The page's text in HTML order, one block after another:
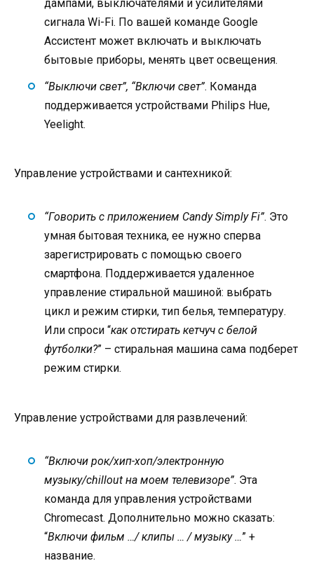
дампами, выключателями и усилителями
сигнала Wi-Fi. По вашей команде Google
Ассистент может включать и выключать
бытовые приборы, менять цвет освещения.
“Выключи свет”, “Включи свет”. Команда
поддерживается устройствами Philips Hue,
Yeelight.
Управление устройствами и сантехникой:
“Говорить с приложением Candy Simply Fi”. Это
умная бытовая техника, ее нужно сперва
зарегистрировать с помощью своего
смартфона. Поддерживается удаленное
управление стиральной машиной: выбрать
цикл и режим стирки, тип белья, температуру.
Или спроси “как отстирать кетчуч с белой
футболки?” – стиральная машина сама подберет
режим стирки.
Управление устройствами для развлечений:
“Включи рок/хип-хоп/электронную
музыку/chillout на моем телевизоре”. Эта
команда для управления устройствами
Chromecast. Дополнительно можно сказать:
“Включи фильм …/ клипы … / музыку …” +
название.